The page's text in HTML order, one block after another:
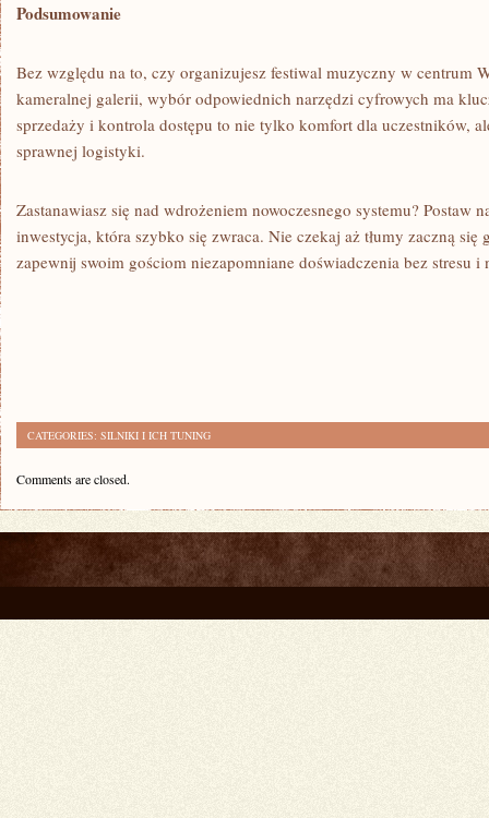
Podsumowanie
Bez względu na to, czy organizujesz festiwal muzyczny w centrum
kameralnej galerii, wybór odpowiednich narzędzi cyfrowych ma
sprzedaży i kontrola dostępu to nie tylko komfort dla uczestników,
sprawnej logistyki.
Zastanawiasz się nad wdrożeniem nowoczesnego systemu?
inwestycja, która szybko się zwraca. Nie czekaj aż tłumy zaczną się
zapewnij swoim gościom niezapomniane doświadczenia bez stresu
CATEGORIES: SILNIKI I ICH TUNING
Comments are closed.